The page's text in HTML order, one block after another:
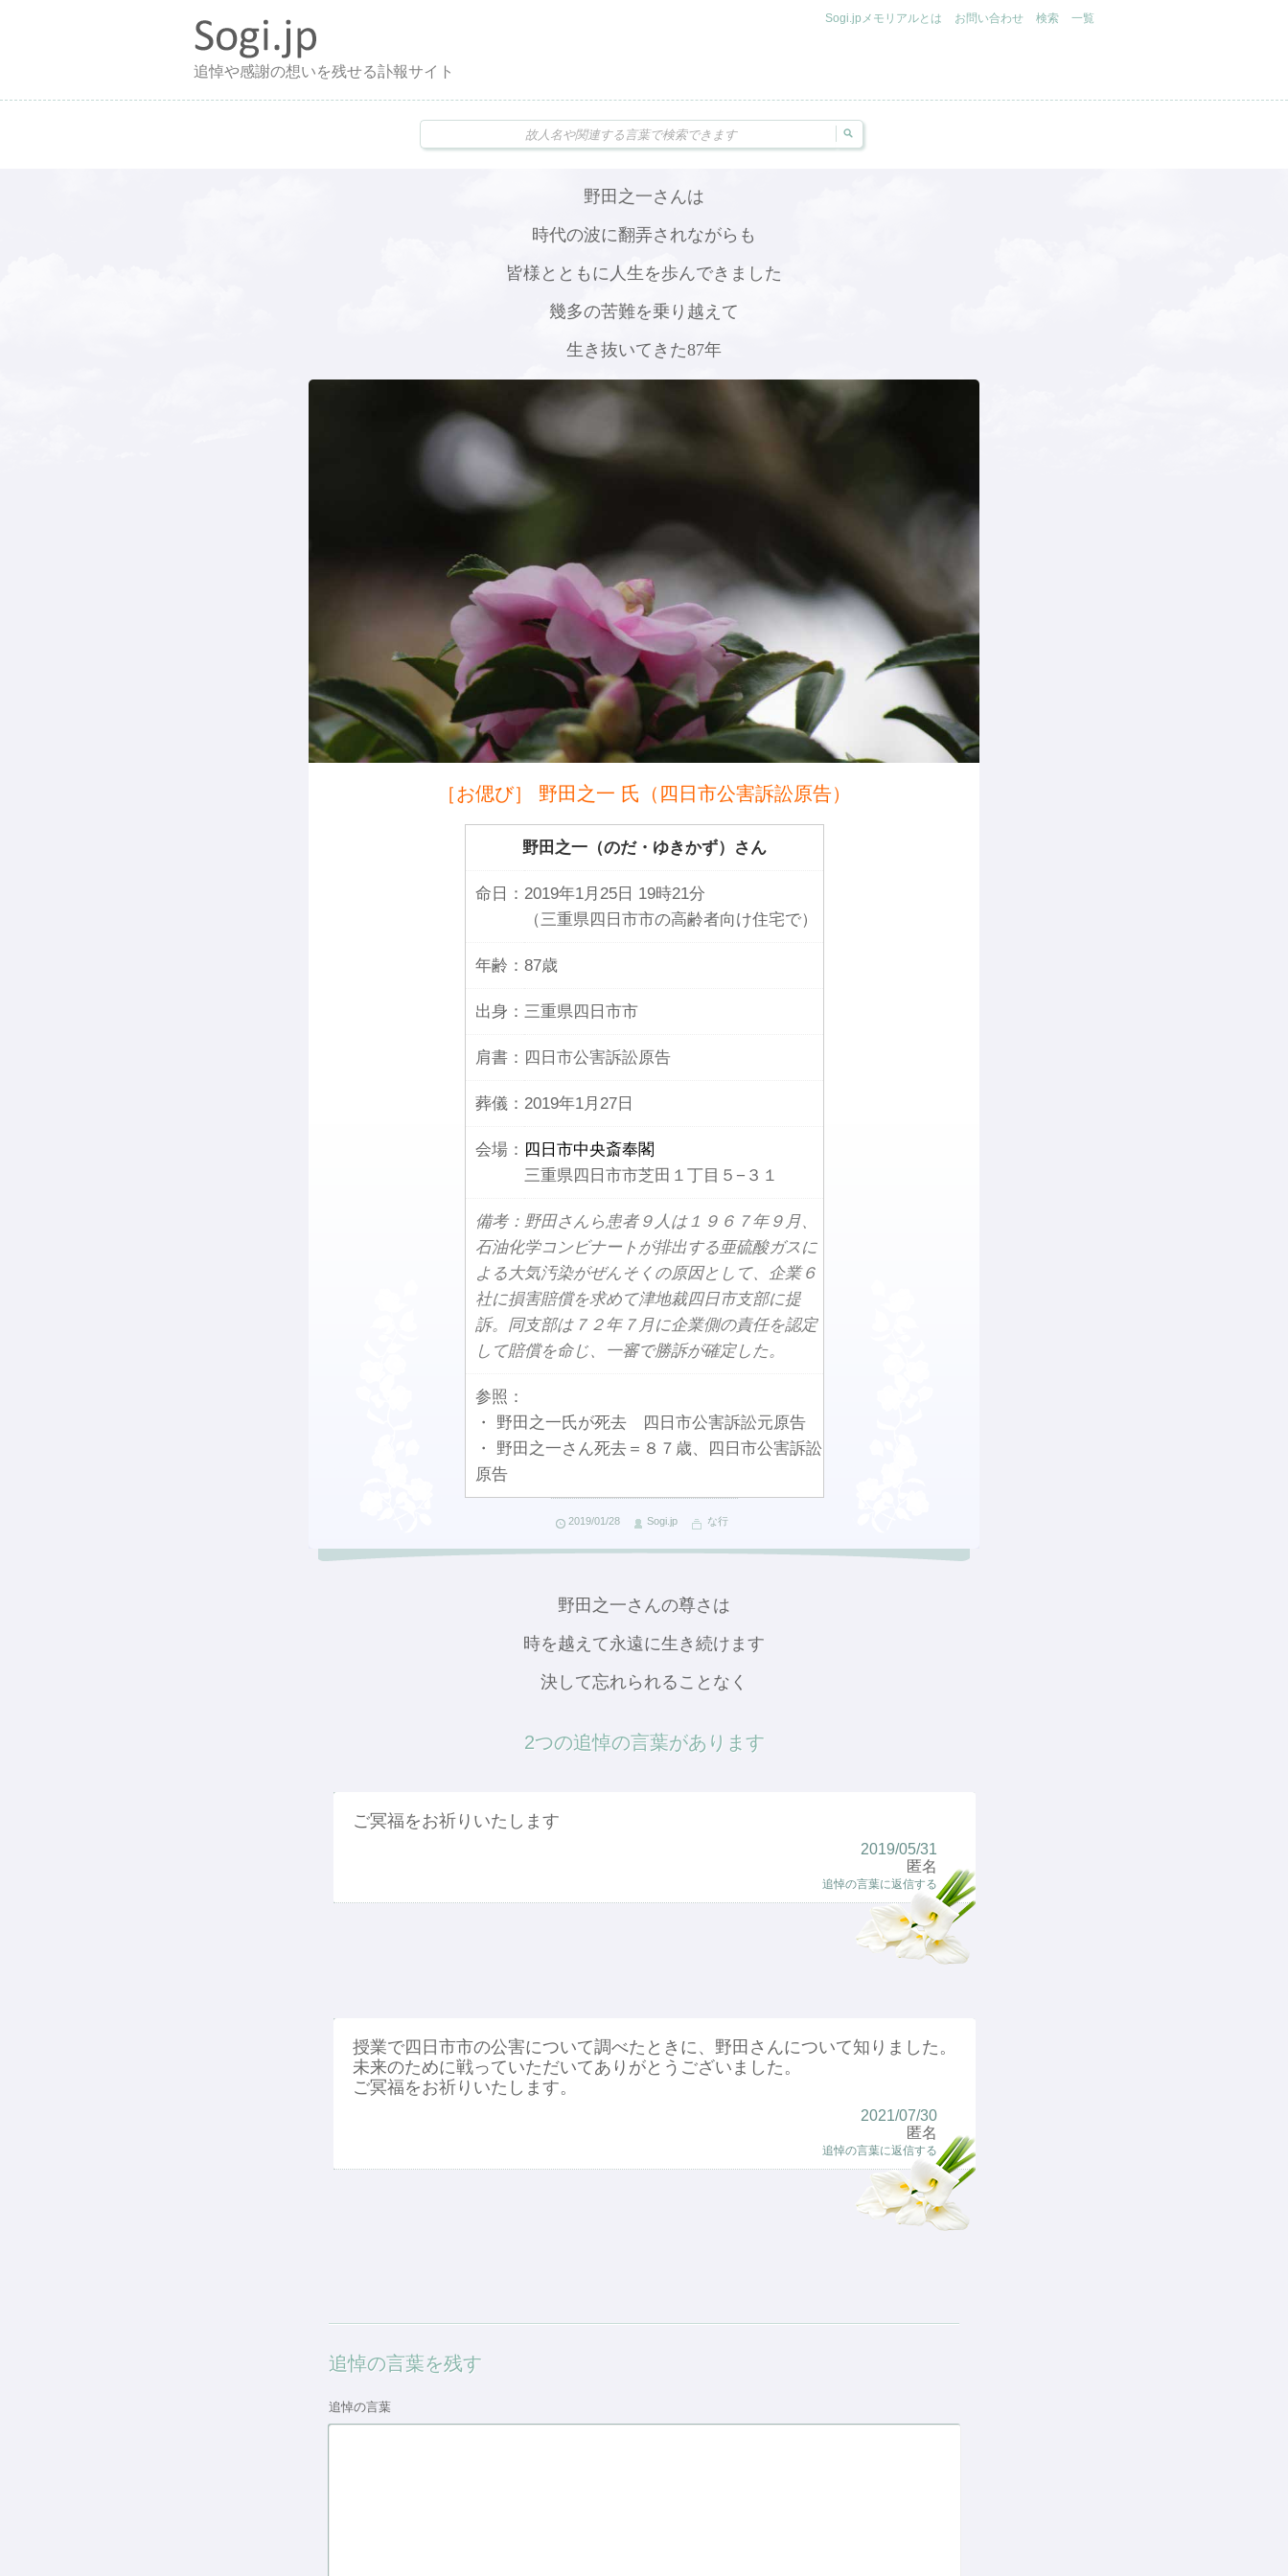
追悼や感謝の想いを残せる訃報サイト
Sogi.jpメモリアルとは お問い合わせ 検索 一覧
野田之一さんは
時代の波に翻弄されながらも
皆様とともに人生を歩んできました
幾多の苦難を乗り越えて
生き抜いてきた87年
［お偲び］ 野田之一 氏（四日市公害訴訟原告）
野田之一（のだ・ゆきかず）さん
命日： 2019年1月25日 19時21分
（三重県四日市市の高齢者向け住宅で）
年齢： 87歳
出身： 三重県四日市市
肩書： 四日市公害訴訟原告
葬儀： 2019年1月27日
会場： 四日市中央斎奉閣
三重県四日市市芝田１丁目５−３１
備考：野田さんら患者９人は１９６７年９月、
石油化学コンビナートが排出する亜硫酸ガスに
よる大気汚染がぜんそくの原因として、企業６
社に損害賠償を求めて津地裁四日市支部に提
訴。同支部は７２年７月に企業側の責任を認定
して賠償を命じ、一審で勝訴が確定した。
参照：
・ 野田之一氏が死去 四日市公害訴訟元原告
・ 野田之一さん死去＝８７歳、四日市公害訴訟
原告
2019/01/28 Sogi.jp な行
野田之一さんの尊さは
時を越えて永遠に生き続けます
決して忘れられることなく
2つの追悼の言葉があります
ご冥福をお祈りいたします
2019/05/31
匿名
追悼の言葉に返信する
授業で四日市市の公害について調べたときに、野田さんについて知りました。
未来のために戦っていただいてありがとうございました。
ご冥福をお祈りいたします。
2021/07/30
匿名
追悼の言葉に返信する
追悼の言葉を残す
追悼の言葉